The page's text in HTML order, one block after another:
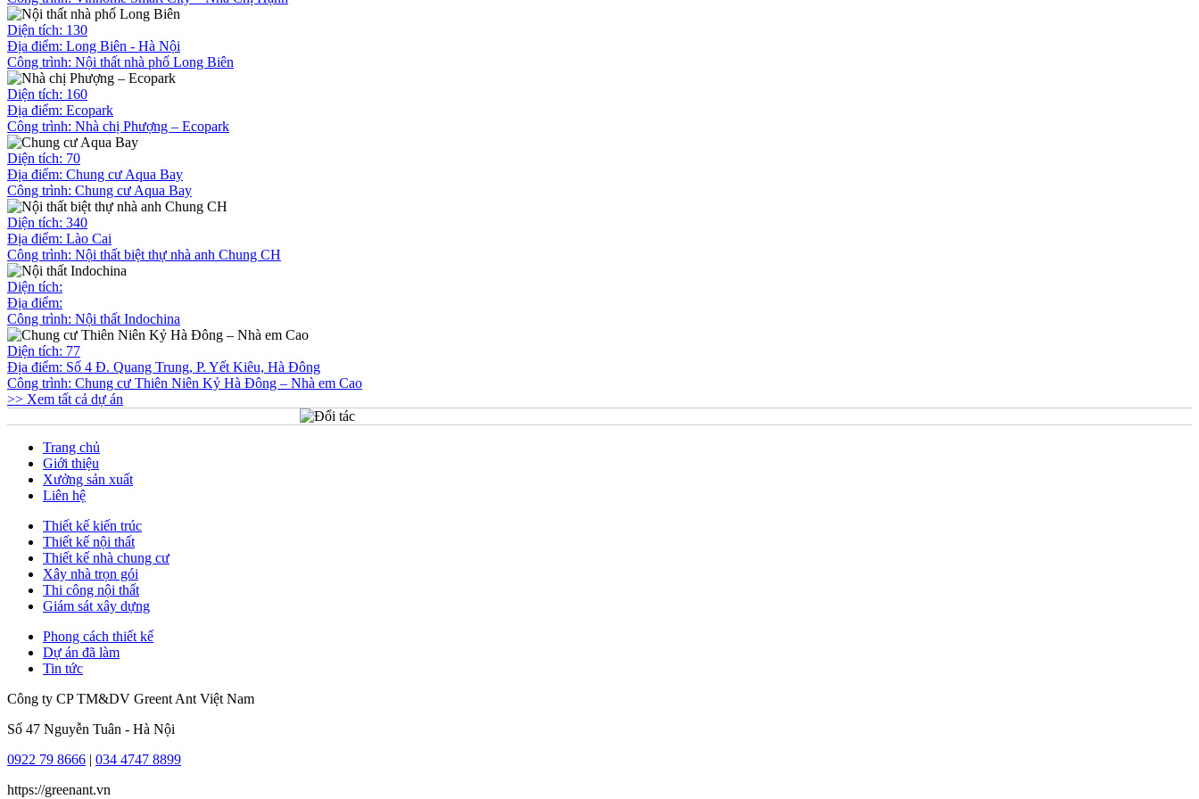
Diện tích: 130
Địa điểm: Long Biên - Hà Nội
Công trình: Nội thất nhà phố Long Biên
Diện tích: 160
Địa điểm: Ecopark
Công trình: Nhà chị Phượng – Ecopark
Diện tích: 70
Địa điểm: Chung cư Aqua Bay
Công trình: Chung cư Aqua Bay
Diện tích: 340
Địa điểm: Lào Cai
Công trình: Nội thất biệt thự nhà anh Chung CH
Diện tích:
Địa điểm:
Công trình: Nội thất Indochina
Diện tích: 77
Địa điểm: Số 4 Đ. Quang Trung, P. Yết Kiêu, Hà Đông
Công trình: Chung cư Thiên Niên Kỷ Hà Đông – Nhà em Cao
>> Xem tất cả dự án
Trang chủ
Giới thiệu
Xưởng sản xuất
Liên hệ
Thiết kế kiến trúc
Thiết kế nội thất
Thiết kế nhà chung cư
Xây nhà trọn gói
Thi công nội thất
Giám sát xây dựng
Phong cách thiết kế
Dự án đã làm
Tin tức
Công ty CP TM&DV Greent Ant Việt Nam
Số 47 Nguyễn Tuân - Hà Nội
0922 79 8666 | 034 4747 8899
https://greenant.vn